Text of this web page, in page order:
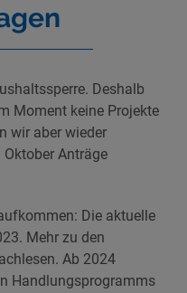
Deshalb
Moment keine Projekte
wir aber wieder
Anträge
Die aktuelle
Mehr zu den
Ab 2024
Handlungsprogramms